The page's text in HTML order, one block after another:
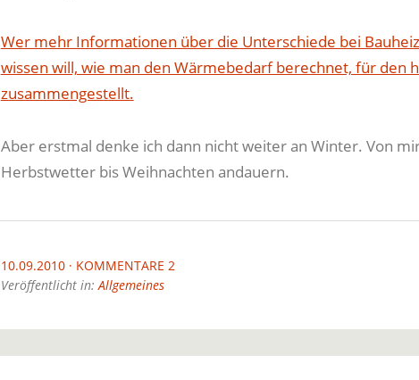
Wer mehr Informationen über die Unterschiede bei
wissen will, wie man den Wärmebedarf berechnet, für den
zusammengestellt.
Aber erstmal denke ich dann nicht weiter an Winter. Von
Herbstwetter bis Weihnachten andauern.
10.09.2010
KOMMENTARE 2
Veröffentlicht in:Allgemeines